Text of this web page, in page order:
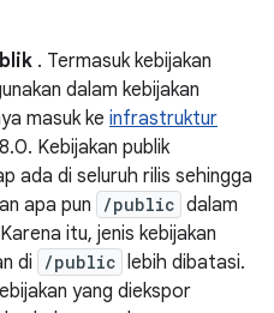
. Termasuk kebijakan
dalam kebijakan
masuk ke infrastruktur
Kebijakan publik
ada di seluruh rilis sehingga
apa pun
/public dalam
itu, jenis kebijakan
di
/public lebih dibatasi.
yang diekspor